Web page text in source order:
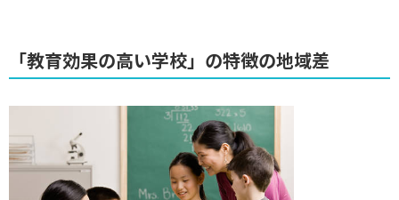
「教育効果の高い学校」の特徴の地域差